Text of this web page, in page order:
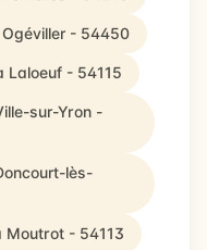
- 54450
Laloeuf - 54115
sur-Yron -
lès-
Moutrot - 54113